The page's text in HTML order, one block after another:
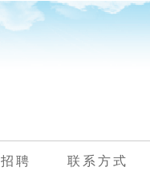
聘 联系方式